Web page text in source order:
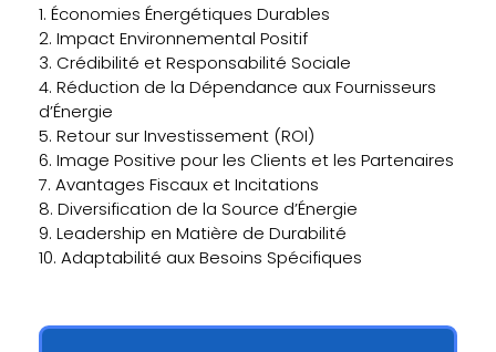
1. Économies Énergétiques Durables
2. Impact Environnemental Positif
3. Crédibilité et Responsabilité Sociale
4. Réduction de la Dépendance aux Fournisseurs
d’Énergie
5. Retour sur Investissement (ROI)
6. Image Positive pour les Clients et les Partenaires
7. Avantages Fiscaux et Incitations
8. Diversification de la Source d’Énergie
9. Leadership en Matière de Durabilité
10. Adaptabilité aux Besoins Spécifiques